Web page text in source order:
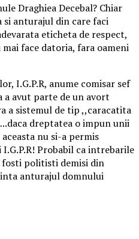
Draghiea Decebal? Chiar
si anturajul din care faci
eticheta de respect,
face datoria, fara oameni
I.G.P.R, anume comisar sef
avut parte de un avort
a sistemul de tip ,,caracatita
dreptatea o impun unii
nu si-a permis
Probabil ca intrebarile
fosti politisti demisi din
anturajul domnului